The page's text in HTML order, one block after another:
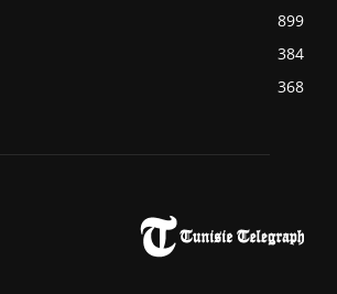
899
384
368